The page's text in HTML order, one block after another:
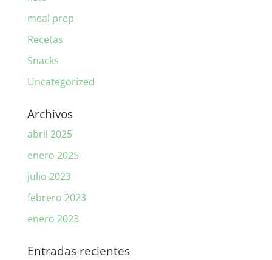
meal prep
Recetas
Snacks
Uncategorized
Archivos
abril 2025
enero 2025
julio 2023
febrero 2023
enero 2023
Entradas recientes